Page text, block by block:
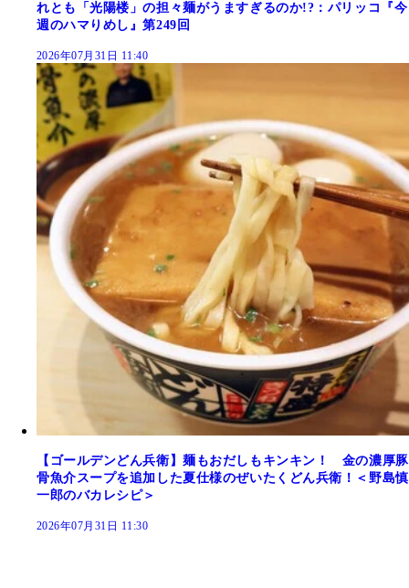
れとも「光陽楼」の担々麺がうますぎるのか!?：パリッコ『今
週のハマりめし』第249回
2026年07月31日 11:40
【ゴールデンどん兵衛】麺もおだしもキンキン！ 金の濃厚豚
骨魚介スープを追加した夏仕様のぜいたくどん兵衛！＜野島慎
一郎のバカレシピ＞
2026年07月31日 11:30